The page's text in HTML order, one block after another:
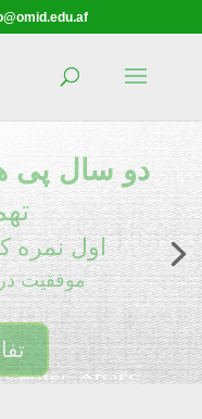
دو سال پی
350.4۵ اول نمره
۱۰۰٪